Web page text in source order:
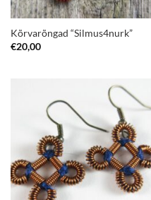
Kõrvarõngad “Silmus4nurk”
€20,00